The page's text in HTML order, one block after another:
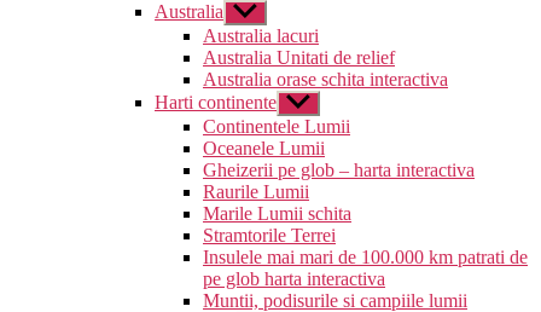
Australia Arată
submeniul
Australia lacuri
Australia Unitati de relief
Australia orase schita interactiva
Harti continente Arată
submeniul
Continentele Lumii
Oceanele Lumii
Gheizerii pe glob – harta interactiva
Raurile Lumii
Marile Lumii schita
Stramtorile Terrei
Insulele mai mari de 100.000 km patrati de
pe glob harta interactiva
Muntii, podisurile si campiile lumii